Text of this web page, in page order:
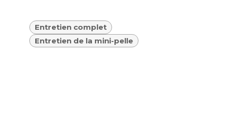
Entretien complet
Entretien de la mini-pelle